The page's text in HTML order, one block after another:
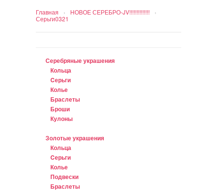
Главная › НОВОЕ СЕРЕБРО-JV!!!!!!!!!!!!!!
›
Серьги0321
Серебряные украшения
Кольца
Cерьги
Колье
Браслеты
Броши
Кулоны
Золотые украшения
Кольца
Cерьги
Колье
Подвески
Браслеты